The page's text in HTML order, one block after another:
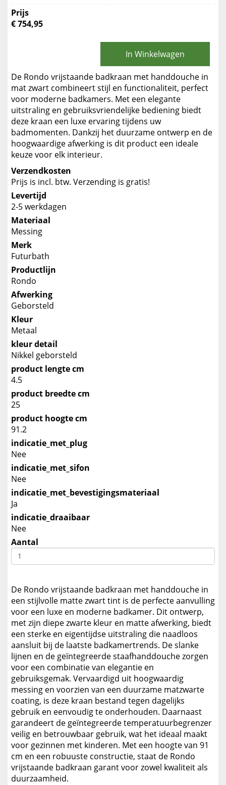
Prijs
€ 754,95
In Winkelwagen
De Rondo vrijstaande badkraan met handdouche in
mat zwart combineert stijl en functionaliteit, perfect
voor moderne badkamers. Met een elegante
uitstraling en gebruiksvriendelijke bediening biedt
deze kraan een luxe ervaring tijdens uw
badmomenten. Dankzij het duurzame ontwerp en de
hoogwaardige afwerking is dit product een ideale
keuze voor elk interieur.
Verzendkosten
Prijs is incl. btw. Verzending is gratis!
Levertijd
2-5 werkdagen
Materiaal
Messing
Merk
Futurbath
Productlijn
Rondo
Afwerking
Geborsteld
Kleur
Metaal
kleur detail
Nikkel geborsteld
product lengte cm
4.5
product breedte cm
25
product hoogte cm
91.2
indicatie_met_plug
Nee
indicatie_met_sifon
Nee
indicatie_met_bevestigingsmateriaal
Ja
indicatie_draaibaar
Nee
Aantal
De Rondo vrijstaande badkraan met handdouche in
een stijlvolle matte zwart tint is de perfecte aanvulling
voor een luxe en moderne badkamer. Dit ontwerp,
met zijn diepe zwarte kleur en matte afwerking, biedt
een sterke en eigentijdse uitstraling die naadloos
aansluit bij de laatste badkamertrends. De slanke
lijnen en de geïntegreerde staafhanddouche zorgen
voor een combinatie van elegantie en
gebruiksgemak. Vervaardigd uit hoogwaardig
messing en voorzien van een duurzame matzwarte
coating, is deze kraan bestand tegen dagelijks
gebruik en eenvoudig te onderhouden. Daarnaast
garandeert de geïntegreerde temperatuurbegrenzer
veilig en betrouwbaar gebruik, wat het ideaal maakt
voor gezinnen met kinderen. Met een hoogte van 91
cm en een robuuste constructie, staat de Rondo
vrijstaande badkraan garant voor zowel kwaliteit als
duurzaamheid.